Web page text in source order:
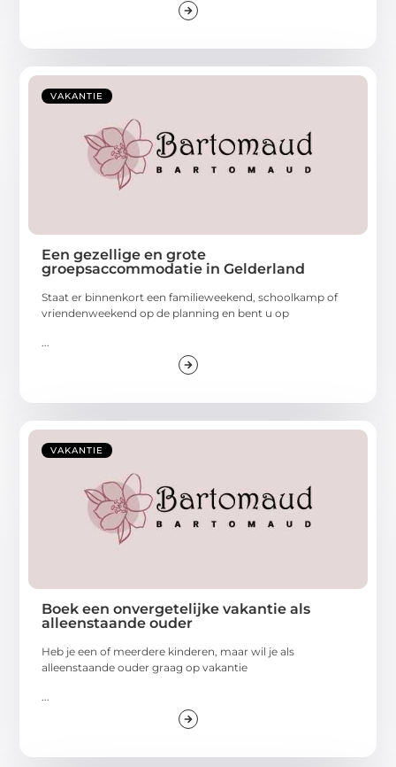
VAKANTIE
Een gezellige en grote
groepsaccommodatie in Gelderland
Staat er binnenkort een familieweekend, schoolkamp of
vriendenweekend op de planning en bent u op
VAKANTIE
Boek een onvergetelijke vakantie als
alleenstaande ouder
Heb je een of meerdere kinderen, maar wil je als
alleenstaande ouder graag op vakantie